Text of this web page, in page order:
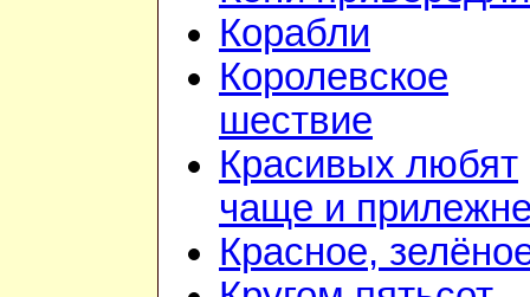
Корабли
Королевское
шествие
Красивых любят
чаще и
Красное,